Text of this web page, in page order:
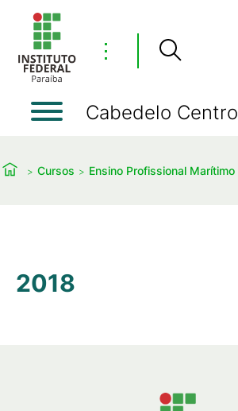
⋮
Cabedelo Centro
Cursos Ensino Profissional Marítimo
2018